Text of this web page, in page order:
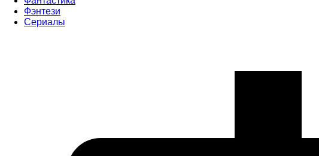
Фэнтези
Сериалы